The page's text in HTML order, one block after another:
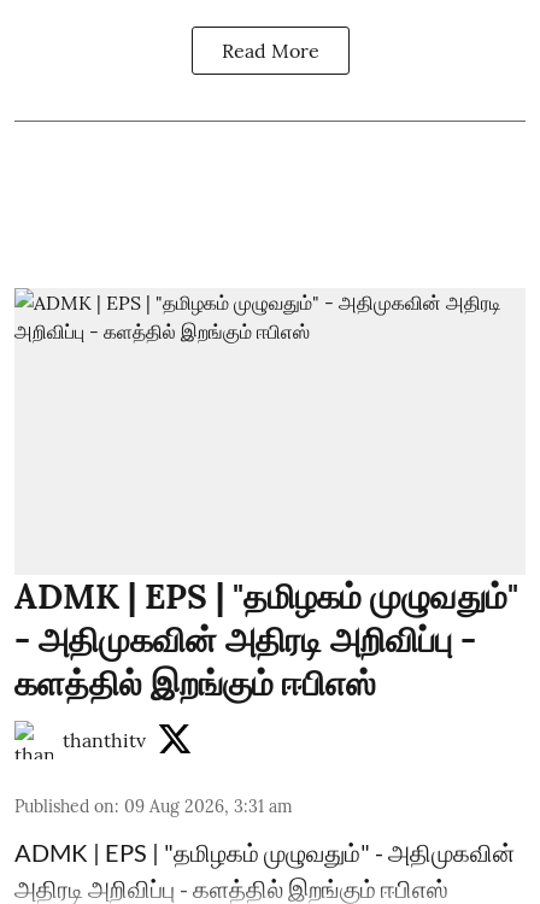
Read More
ADMK | EPS | "தமிழகம் முழுவதும்"
- அதிமுகவின் அதிரடி அறிவிப்பு -
களத்தில் இறங்கும் ஈபிஎஸ்
thanthitv
Published on: 09 Aug 2026, 3:31 am
ADMK | EPS | "தமிழகம் முழுவதும்" - அதிமுகவின்
அதிரடி அறிவிப்பு - களத்தில் இறங்கும் ஈபிஎஸ்